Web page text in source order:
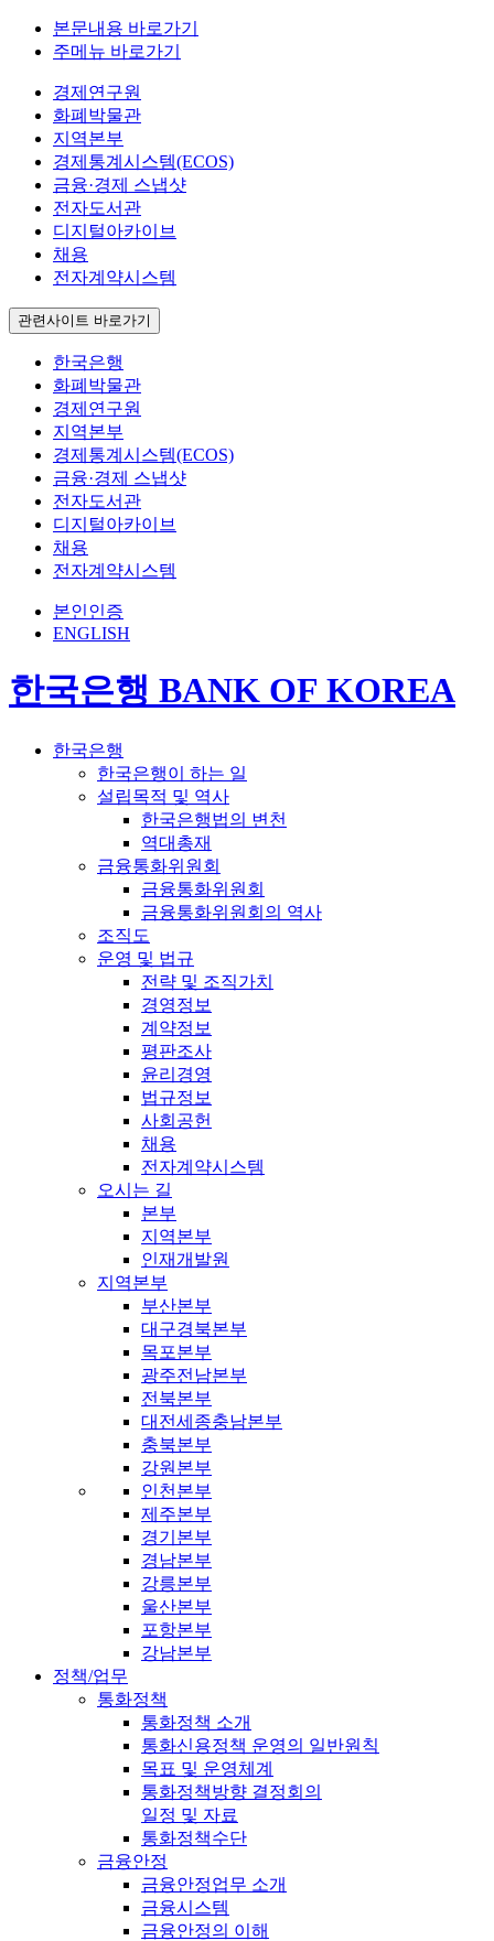
본문내용 바로가기
주메뉴 바로가기
경제연구원
화폐박물관
지역본부
경제통계시스템(ECOS)
금융·경제 스냅샷
전자도서관
디지털아카이브
채용
전자계약시스템
관련사이트 바로가기
한국은행
화폐박물관
경제연구원
지역본부
경제통계시스템(ECOS)
금융·경제 스냅샷
전자도서관
디지털아카이브
채용
전자계약시스템
본인인증
ENGLISH
한국은행 BANK OF KOREA
한국은행
한국은행이 하는 일
설립목적 및 역사
한국은행법의 변천
역대총재
금융통화위원회
금융통화위원회
금융통화위원회의 역사
조직도
운영 및 법규
전략 및 조직가치
경영정보
계약정보
평판조사
윤리경영
법규정보
사회공헌
채용
전자계약시스템
오시는 길
본부
지역본부
인재개발원
지역본부
부산본부
대구경북본부
목포본부
광주전남본부
전북본부
대전세종충남본부
충북본부
강원본부
인천본부
제주본부
경기본부
경남본부
강릉본부
울산본부
포항본부
강남본부
정책/업무
통화정책
통화정책 소개
통화신용정책 운영의 일반원칙
목표 및 운영체계
통화정책방향 결정회의
일정 및 자료
통화정책수단
금융안정
금융안정업무 소개
금융시스템
금융안정의 이해